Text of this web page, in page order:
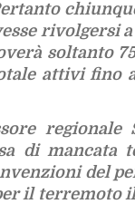
ri­vol­ger­si
sol­tan­to
at­ti­vi fino
re­gio­na­le
di man­ca­ta
del
il ter­re­mo­to